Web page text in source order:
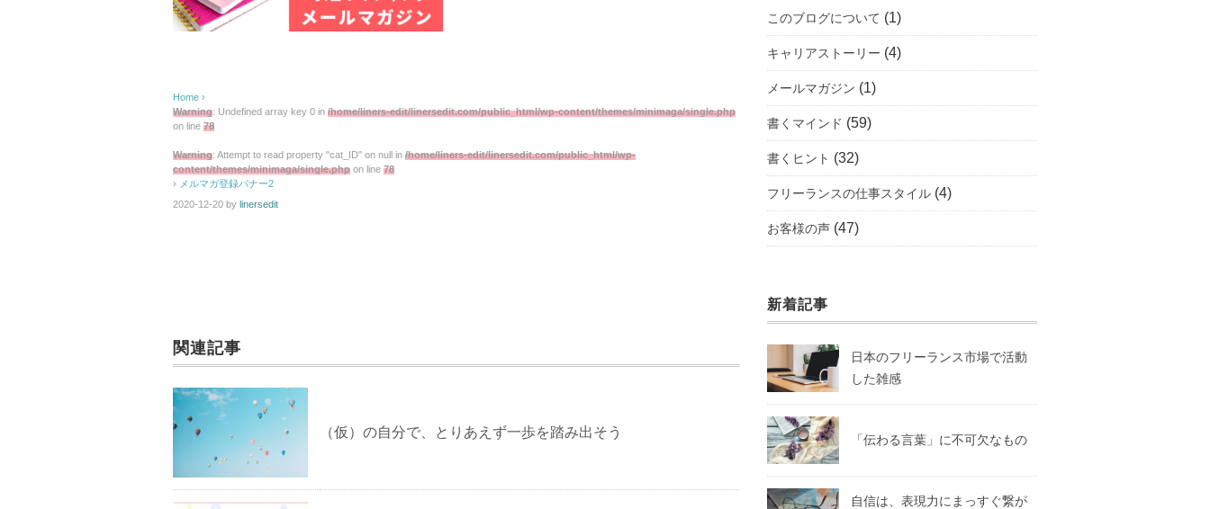
Home ›
Warning: Undefined array key 0 in /home/liners-edit/linersedit.com/public_html/wp-content/themes/minimaga/single.php
on line 78
Warning: Attempt to read property "cat_ID" on null in /home/liners-edit/linersedit.com/public_html/wp-
content/themes/minimaga/single.php on line 78
› メルマガ登録バナー2
2020-12-20 by linersedit
関連記事
（仮）の自分で、とりあえず一歩を踏み出そう
このブログについて (1)
キャリアストーリー (4)
メールマガジン (1)
書くマインド (59)
書くヒント (32)
フリーランスの仕事スタイル (4)
お客様の声 (47)
新着記事
日本のフリーランス市場で活動
した雑感
「伝わる言葉」に不可欠なもの
自信は、表現力にまっすぐ繋が